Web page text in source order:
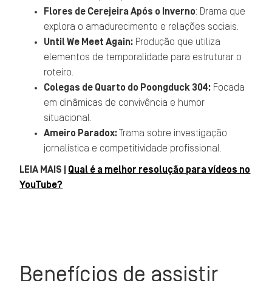
Flores de Cerejeira Após o Inverno: Drama que
explora o amadurecimento e relações sociais.
Until We Meet Again: Produção que utiliza
elementos de temporalidade para estruturar o
roteiro.
Colegas de Quarto do Poongduck 304: Focada
em dinâmicas de convivência e humor
situacional.
Ameiro Paradox:
Trama sobre investigação
jornalística e competitividade profissional.
LEIA MAIS | Qual é a melhor resolução para vídeos no
YouTube?
Benefícios de assistir